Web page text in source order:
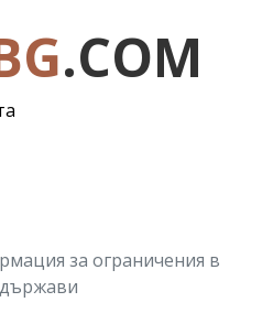
.COM
за ограничения в